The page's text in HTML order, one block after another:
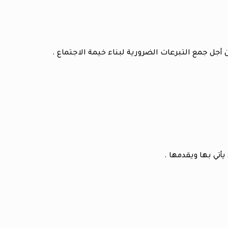
جمع التبرعات الضرورية لبناء خيمة الاجتماع .
بها ويقدمها .